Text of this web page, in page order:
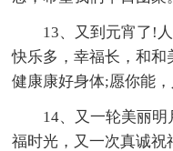
13、又到元宵了!
快乐多，幸福长，和和
健康康好身体;愿你能
14、又一轮美丽
福时光，又一次真诚祝